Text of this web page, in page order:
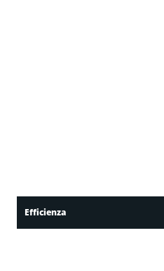
Efficienza